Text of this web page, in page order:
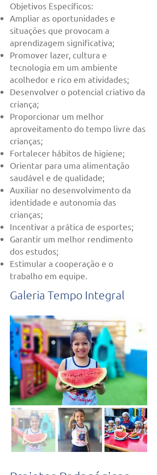
Objetivos Específicos:
Ampliar as oportunidades e
situações que provocam a
aprendizagem significativa;
Promover lazer, cultura e
tecnologia em um ambiente
acolhedor e rico em atividades;
Desenvolver o potencial criativo da
criança;
Proporcionar um melhor
aproveitamento do tempo livre das
crianças;
Fortalecer hábitos de higiene;
Orientar para uma alimentação
saudável e de qualidade;
Auxiliar no desenvolvimento da
identidade e autonomia das
crianças;
Incentivar a prática de esportes;
Garantir um melhor rendimento
dos estudos;
Estimular a cooperação e o
trabalho em equipe.
Galeria Tempo Integral